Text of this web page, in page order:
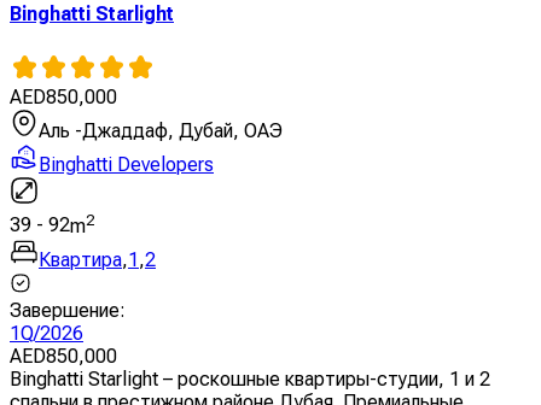
Binghatti Starlight
AED850,000
Аль -Джаддаф, Дубай, ОАЭ
Binghatti Developers
39 - 92m2
Квартира,1,2
Завершение:
1Q/2026
AED850,000
Binghatti Starlight – роскошные квартиры-студии, 1 и 2